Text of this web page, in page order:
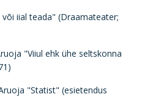
iial teada" (Draamateater;
"Viiul ehk ühe seltskonna
"Statist" (esietendus